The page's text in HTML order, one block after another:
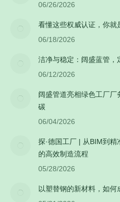
06/26/2026
看懂这些权威认证，你就
06/18/2026
洁净与稳定：阔盛蓝管，
06/12/2026
阔盛管道亮相绿色工厂
碳
06/04/2026
探·德国工厂 | 从BIM到
的高效制造流程
05/28/2026
以塑替钢的新材料，如何